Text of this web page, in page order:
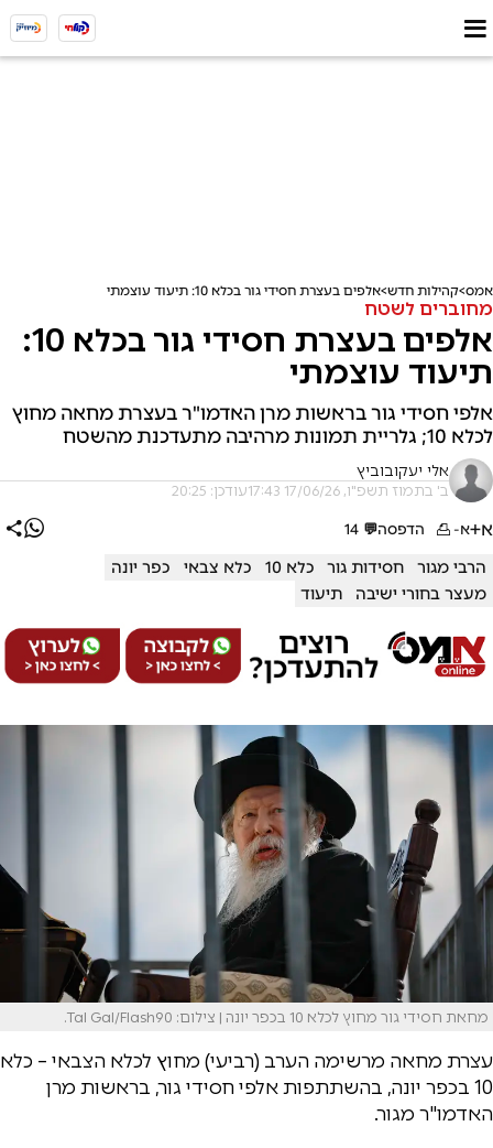
אמס קהילות חדש אלפים בעצרת חסידי גור בכלא 10: תיעוד עוצמתי
מחוברים לשטח
אלפים בעצרת חסידי גור בכלא 10:
תיעוד עוצמתי
אלפי חסידי גור בראשות מרן האדמו"ר בעצרת מחאה מחוץ
לכלא 10; גלריית תמונות מרהיבה מתעדכנת מהשטח
אלי יעקובוביץ
ב' בתמוז תשפ"ו, 17/06/26 17:43 עודכן: 20:25
א+א- הדפסה💬
14
הרבי מגור חסידות גור כלא 10 כלא צבאי
כפר יונה
מעצר בחורי ישיבה
תיעוד
מחאת חסידי גור מחוץ לכלא 10 בכפר יונה | צילום: Tal Gal/Flash90.
עצרת מחאה מרשימה הערב (רביעי) מחוץ לכלא הצבאי – כלא
10 בכפר יונה, בהשתתפות אלפי חסידי גור, בראשות מרן
האדמו"ר מגור.